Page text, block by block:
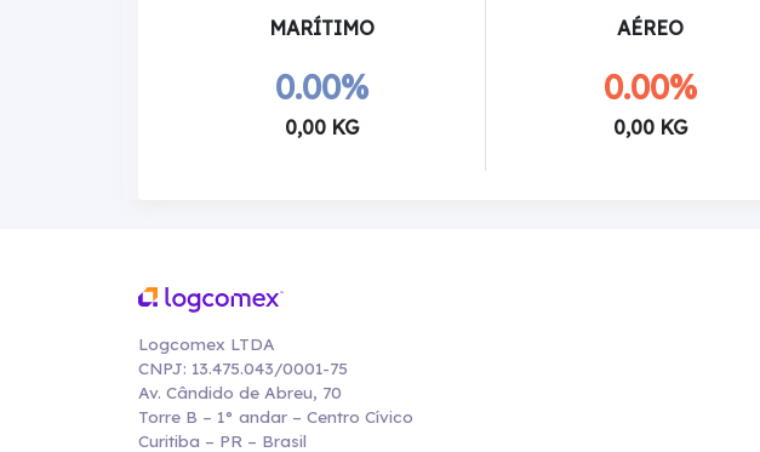
MARÍTIMO
0.00%
0,00 KG
AÉREO
0.00%
0,00 KG
Logcomex LTDA
CNPJ: 13.475.043/0001-75
Av. Cândido de Abreu, 70
Torre B – 1° andar – Centro Cívico
Curitiba – PR – Brasil